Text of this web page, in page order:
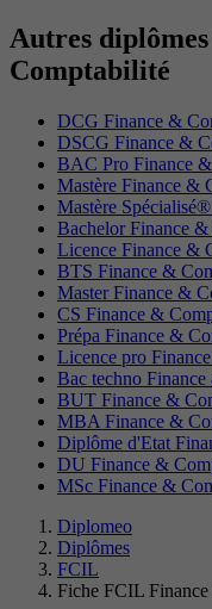
Autres
Comptabilité
DCG Finance &
DSCG Finance &
BAC Pro Finance
Mastère Finance &
Mastère
Bachelor Finance
Licence Finance &
BTS Finance &
Master Finance &
CS Finance &
Prépa Finance &
Licence pro
Bac techno
BUT Finance &
MBA Finance &
Diplôme d'Etat
DU Finance &
MSc Finance &
Diplomeo
Diplômes
FCIL
Fiche FCIL